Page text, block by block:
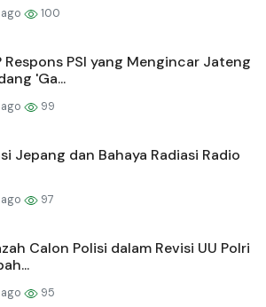
100
Respons PSI yang Mengincar Jateng
'Ga...
99
Jepang dan Bahaya Radiasi Radio
97
Calon Polisi dalam Revisi UU Polri
95